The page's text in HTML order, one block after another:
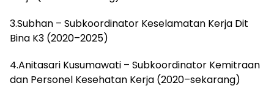
3.Subhan – Subkoordinator Keselamatan Kerja Dit
Bina K3 (2020–2025)
4.Anitasari Kusumawati – Subkoordinator Kemitraan
dan Personel Kesehatan Kerja (2020–sekarang)